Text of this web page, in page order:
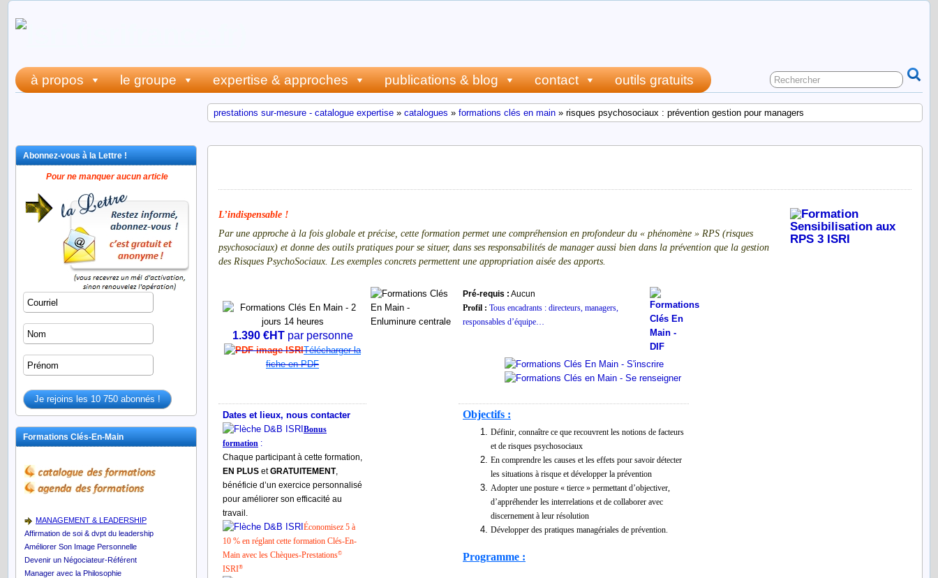
à propos le groupe expertise & approches publications & blog contact outils gratuits
prestations sur-mesure - catalogue expertise » catalogues » formations clés en main » risques psychosociaux : prévention gestion pour managers
L’indispensable !
Par une approche à la fois globale et précise, cette formation permet une compréhension en profondeur du « phénomène » RPS (risques
psychosociaux) et donne des outils pratiques pour se situer, dans ses responsabilités de manager aussi bien dans la prévention que la gestion
des Risques PsychoSociaux. Les exemples concrets permettent une appropriation aisée des apports.
1.390 €HTpar personne
Télécharger la
fiche en PDF
Pré-requis : Aucun
Profil : Tous encadrants : directeurs, managers,
responsables d’équipe…
Dates et lieux, nous contacter
Bonus
formation :
Chaque participant à cette formation,
EN PLUS etGRATUITEMENT,
bénéficie d’un exercice personnalisé
pour améliorer son efficacité au
travail.
Économisez 5 à
10 % en réglant cette formation Clés-En-
Main avec les Chèques-Prestations©
ISRI®
Objectifs :
Définir, connaître ce que recouvrent les notions de facteurs
et de risques psychosociaux
En comprendre les causes et les effets pour savoir détecter
les situations à risque et développer la prévention
Adopter une posture « tierce » permettant d’objectiver,
d’appréhender les interrelations et de collaborer avec
discernement à leur résolution
Développer des pratiques managériales de prévention.
Programme :
Abonnez-vous à la Lettre !
Pour ne manquer aucun article
Formations Clés-En-Main
MANAGEMENT & LEADERSHIP
Affirmation de soi & dvpt du leadership
Améliorer Son Image Personnelle
Devenir un Négociateur-Référent
Manager avec la Philosophie